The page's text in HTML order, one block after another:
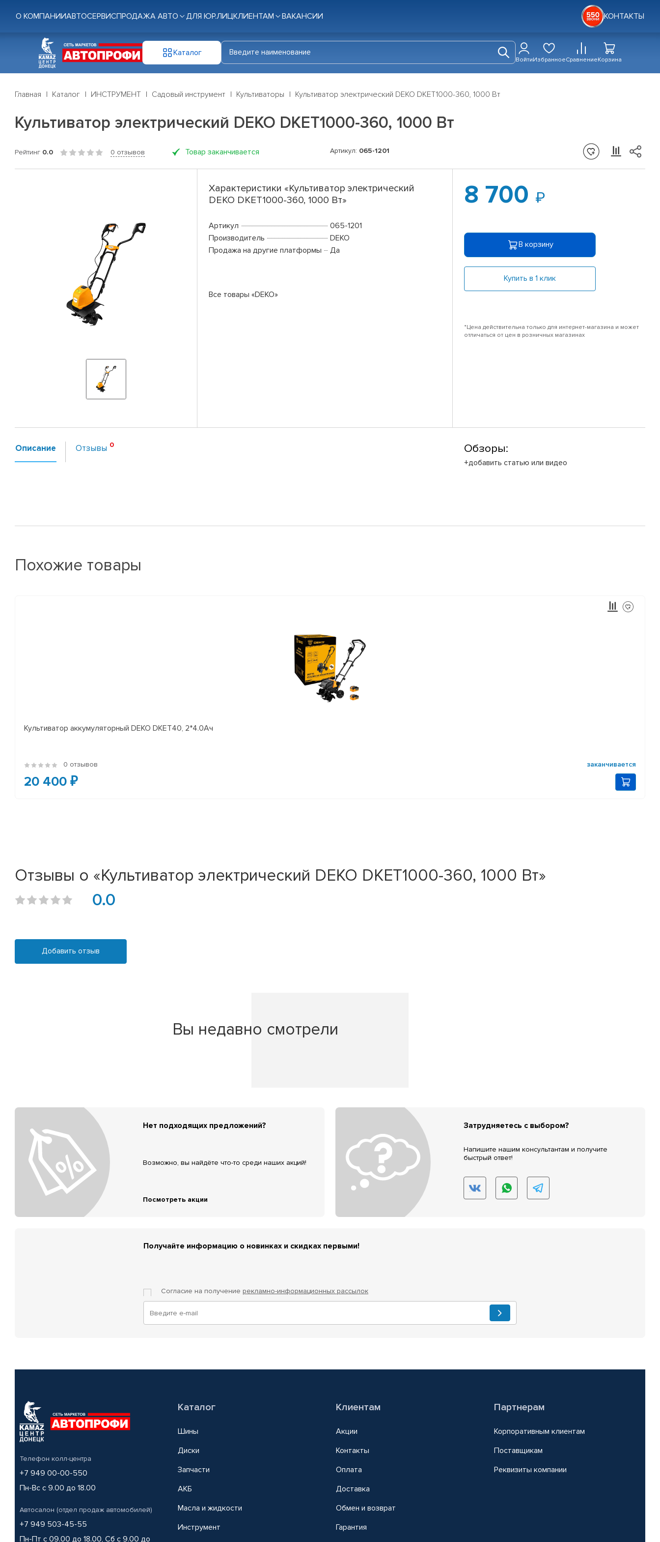
О КОМПАНИИАВТОСЕРВИСПРОДАЖА АВТО ДЛЯ ЮР.ЛИЦКЛИЕНТАМ ВАКАНСИИ КОНТАКТЫ
Каталог
ВойтиИзбранноеСравнениеКорзина
Главная Каталог ИНСТРУМЕНТ Садовый инструмент Культиваторы Культиватор электрический DEKO DKET1000-360, 1000 Вт
Культиватор электрический DEKO DKET1000-360, 1000 Вт
Рейтинг 0.0 0 отзывов Товар заканчивается Артикул: 065-1201
Характеристики «Культиватор электрический
DEKO DKET1000-360, 1000 Вт»
Артикул
065-1201
Производитель
DEKO
Продажа на другие платформы
Да
Все товары «DEKO»
8 700
В корзину
Купить в 1 клик
*Цена действительна только для интернет-магазина и может
отличаться от цен в розничных магазинах
Описание Отзывы Обзоры:
+добавить статью или видео
Похожие товары
Культиватор аккумуляторный DEKO DKET40, 2*4.0Ач
0 отзывов заканчивается
20 400 ₽
Отзывы о «Культиватор электрический DEKO DKET1000-360, 1000 Вт»
0.0
Добавить отзыв
Вы недавно смотрели
Нет подходящих предложений?
Возможно, вы найдёте что-то среди наших акций!
Посмотреть акции
Затрудняетесь с выбором?
Напишите нашим консультантам и получите
быстрый ответ!
Получайте информацию о новинках и скидках первыми!
Согласие на получение рекламно-информационных рассылок
Телефон колл-центра
+7 949 00-00-550
Пн-Вс с 9.00 до 18.00
Автосалон (отдел продаж автомобилей)
+7 949 503-45-55
Пн-Пт с 09.00 до 18.00, Сб с 9.00 до
Каталог
Шины
Диски
Запчасти
АКБ
Масла и жидкости
Инструмент
Клиентам
Акции
Контакты
Оплата
Доставка
Обмен и возврат
Гарантия
Партнерам
Корпоративным клиентам
Поставщикам
Реквизиты компании